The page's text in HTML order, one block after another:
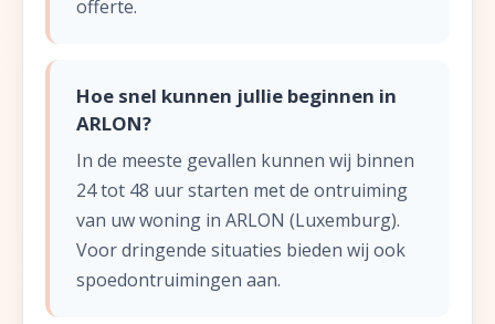
offerte.
Hoe snel kunnen jullie beginnen in
ARLON?
In de meeste gevallen kunnen wij binnen
24 tot 48 uur starten met de ontruiming
van uw woning in ARLON (Luxemburg).
Voor dringende situaties bieden wij ook
spoedontruimingen aan.